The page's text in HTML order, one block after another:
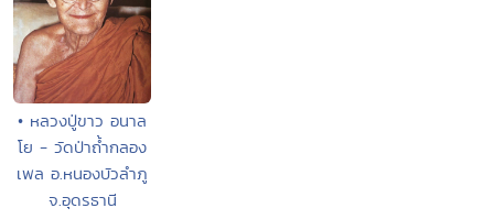
• หลวงปู่ขาว อนาล
โย - วัดป่าถ้ำกลอง
เพล อ.หนองบัวลำภู
จ.อุดรธานี